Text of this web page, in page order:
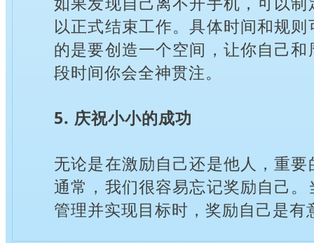
以正式结束工作。具体时间和规
的是要创造一个空间，让你自己
段时间你会全神贯注。
5. 庆祝小小的成功
无论是在激励自己还是他人，重
通常，我们很容易忘记奖励自己
管理并实现目标时，奖励自己是有